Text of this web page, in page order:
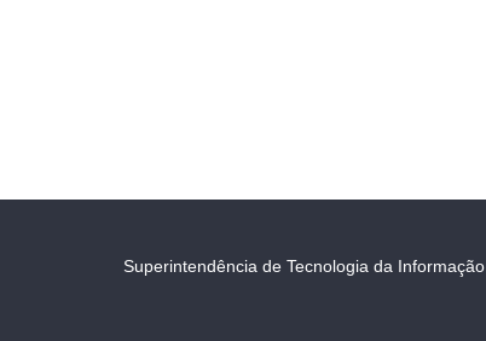
Superintendência de Tecnologia da Informação